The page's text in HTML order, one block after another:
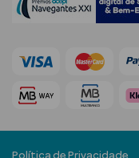
Hidratantes
Séruns Faciais
Creme de